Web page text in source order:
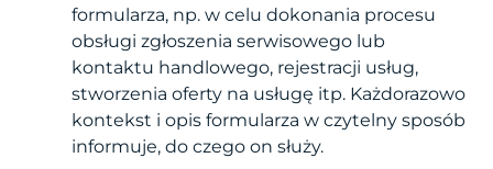
formularza, np. w celu dokonania procesu
obsługi zgłoszenia serwisowego lub
kontaktu handlowego, rejestracji usług,
stworzenia oferty na usługę itp. Każdorazowo
kontekst i opis formularza w czytelny sposób
informuje, do czego on służy.